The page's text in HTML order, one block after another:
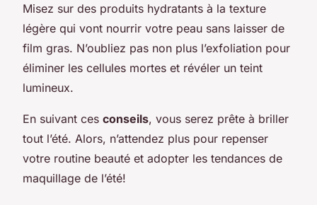
Misez sur des produits hydratants à la texture
légère qui vont nourrir votre peau sans laisser de
film gras. N’oubliez pas non plus l’exfoliation pour
éliminer les cellules mortes et révéler un teint
lumineux.
En suivant ces conseils, vous serez prête à briller
tout l’été. Alors, n’attendez plus pour repenser
votre routine beauté et adopter les tendances de
maquillage de l’été!